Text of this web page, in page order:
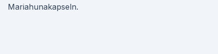
Mariahunakapseln.